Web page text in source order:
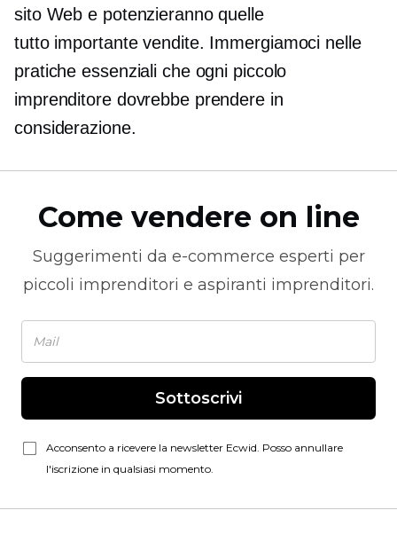
sito Web e potenzieranno quelle
tutto importantevendite. Immergiamoci nelle
pratiche essenziali che ogni piccolo
imprenditore dovrebbe prendere in
considerazione.
Come vendere on line
Suggerimenti da e-commerce esperti per
piccoli imprenditori e aspiranti imprenditori.
Sottoscrivi
Acconsento a ricevere la newsletter Ecwid. Posso annullare
l'iscrizione in qualsiasi momento.